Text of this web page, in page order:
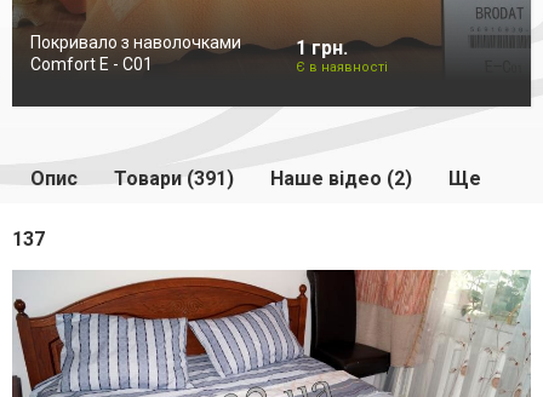
Покривало з наволочками
Comfort E - C01
1 грн.
Є в наявності
Опис Товари (391) Наше відео (2) Ще
137